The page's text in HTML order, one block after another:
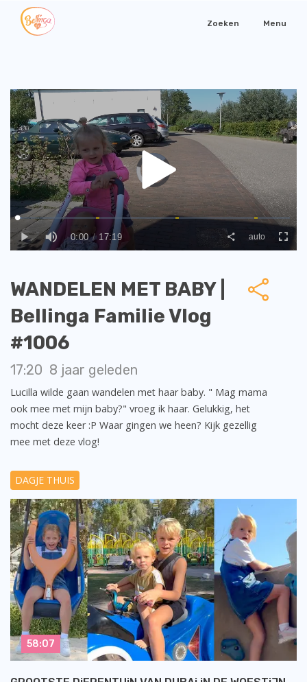
Zoeken Menu
WANDELEN MET BABY |
Bellinga Familie Vlog
#1006
17:20 8 jaar geleden
Lucilla wilde gaan wandelen met haar baby. " Mag mama
ook mee met mijn baby?" vroeg ik haar. Gelukkig, het
mocht deze keer :P Waar gingen we heen? Kijk gezellig
mee met deze vlog!
DAGJE THUIS
58:07